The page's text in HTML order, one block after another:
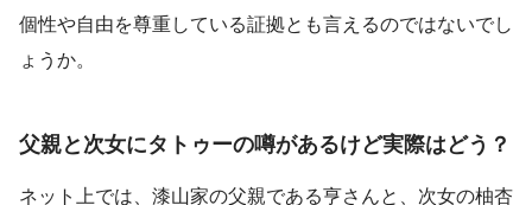
個性や自由を尊重している証拠とも言えるのではないでし
ょうか。
父親と次女にタトゥーの噂があるけど実際はどう？
ネット上では、漆山家の父親である亨さんと、次女の柚杏